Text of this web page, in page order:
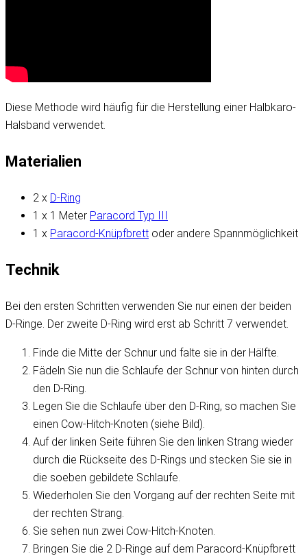
Diese Methode wird häufig für die Herstellung einer Halbkaro-
Halsband verwendet.
Materialien
2 x D-Ring
1 x 1 Meter Paracord Typ III
1 x Paracord-Knüpfbrett oder andere Spannmöglichkeit
Technik
Bei den ersten Schritten verwenden Sie nur einen der beiden
D-Ringe. Der zweite D-Ring wird erst ab Schritt 7 verwendet.
Finde die Mitte der Schnur und falte sie in der Hälfte.
Fädeln Sie nun die Schlaufe der Schnur von hinten durch
den D-Ring.
Legen Sie die Schlaufe über den D-Ring, so machen Sie
einen Cow-Hitch-Knoten (siehe Bild).
Auf der linken Seite führen Sie den linken Strang wieder
durch die Rückseite des D-Rings und stecken Sie sie in
die soeben gebildete Schlaufe.
Wiederholen Sie den Vorgang auf der rechten Seite mit
der rechten Strang.
Sie sehen nun zwei Cow-Hitch-Knoten.
Bringen Sie die 2 D-Ringe auf dem Paracord-Knüpfbrett